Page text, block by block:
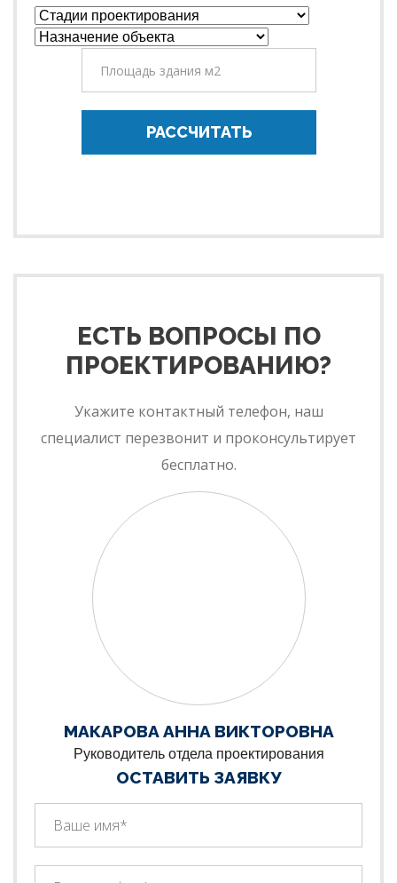
РАССЧИТАТЬ
ЕСТЬ ВОПРОСЫ ПО
ПРОЕКТИРОВАНИЮ?
Укажите контактный телефон, наш
специалист перезвонит и проконсультирует
бесплатно.
МАКАРОВА АННА ВИКТОРОВНА
Руководитель отдела проектирования
ОСТАВИТЬ ЗАЯВКУ